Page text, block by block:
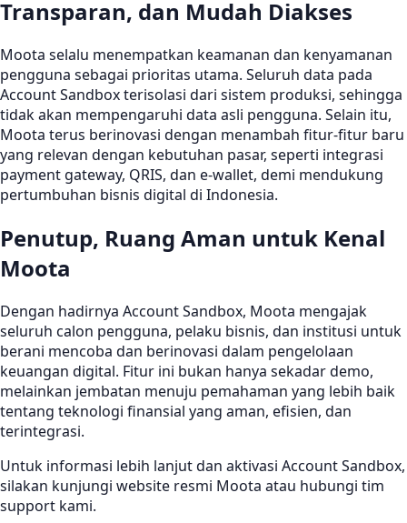
Transparan, dan Mudah Diakses
Moota selalu menempatkan keamanan dan kenyamanan
pengguna sebagai prioritas utama. Seluruh data pada
Account Sandbox terisolasi dari sistem produksi, sehingga
tidak akan mempengaruhi data asli pengguna. Selain itu,
Moota terus berinovasi dengan menambah fitur-fitur baru
yang relevan dengan kebutuhan pasar, seperti integrasi
payment gateway, QRIS, dan e-wallet, demi mendukung
pertumbuhan bisnis digital di Indonesia.
Penutup, Ruang Aman untuk Kenal
Moota
Dengan hadirnya Account Sandbox, Moota mengajak
seluruh calon pengguna, pelaku bisnis, dan institusi untuk
berani mencoba dan berinovasi dalam pengelolaan
keuangan digital. Fitur ini bukan hanya sekadar demo,
melainkan jembatan menuju pemahaman yang lebih baik
tentang teknologi finansial yang aman, efisien, dan
terintegrasi.
Untuk informasi lebih lanjut dan aktivasi Account Sandbox,
silakan kunjungi website resmi Moota atau hubungi tim
support kami.